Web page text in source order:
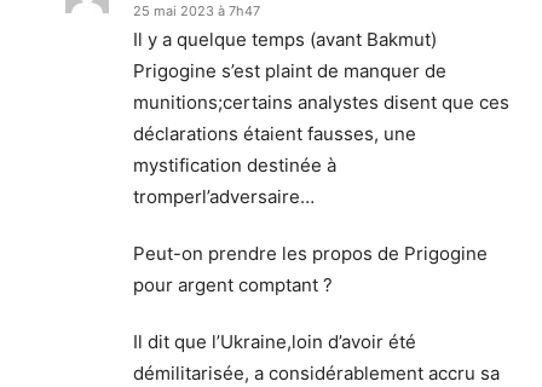
25 mai 2023 à 7h47
Il y a quelque temps (avant Bakmut)
Prigogine s’est plaint de manquer de
munitions;certains analystes disent que ces
déclarations étaient fausses, une
mystification destinée à
tromperl’adversaire…
Peut-on prendre les propos de Prigogine
pour argent comptant ?
Il dit que l’Ukraine,loin d’avoir été
démilitarisée, a considérablement accru sa